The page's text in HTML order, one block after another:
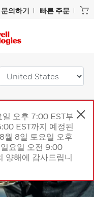
문의하기 빠른 주문
오후 7:00 EST부
EST까지 예정된
월 8일 토요일 오후
요일 오전 9:00
양해에 감사드립니